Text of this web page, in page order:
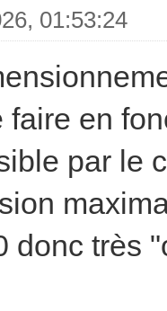
01:53:24
faire en
par le
donc très